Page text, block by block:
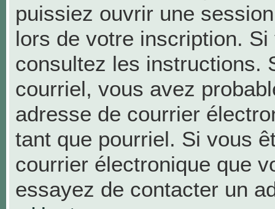
puissiez ouvrir une
lors de votre inscription.
consultez les instructions.
courriel, vous avez
adresse de courrier
tant que pourriel. Si vous
courrier électronique que
essayez de contacter un